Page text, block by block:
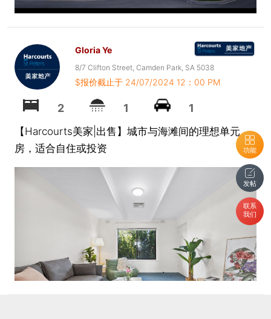
功能
发帖
联系
我们
Gloria Ye
8/7 Clifton Street, Camden Park, SA 5038
$报价截止于 24/07/2024 12：00 PM
2 1 1
【Harcourts美家|出售】城市与海滩间的理想单元
房，适合自住或投资